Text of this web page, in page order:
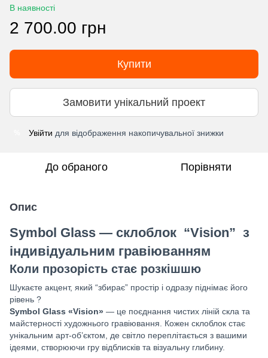
В наявності
2 700.00 грн
Купити
Замовити унікальний проект
Увійти для відображення накопичувальної знижки
До обраного Порівняти
Опис
Symbol Glass — склоблок “Vision” з
індивідуальним гравіюванням
Коли прозорість стає розкішшю
Шукаєте акцент, який “збирає” простір і одразу піднімає його
рівень ?
Symbol Glass «Vision» — це поєднання чистих ліній скла та
майстерності художнього гравіювання. Кожен склоблок стає
унікальним арт-об’єктом, де світло переплітається з вашими
ідеями, створюючи гру відблисків та візуальну глибину.